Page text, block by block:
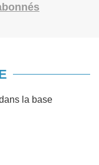
la base